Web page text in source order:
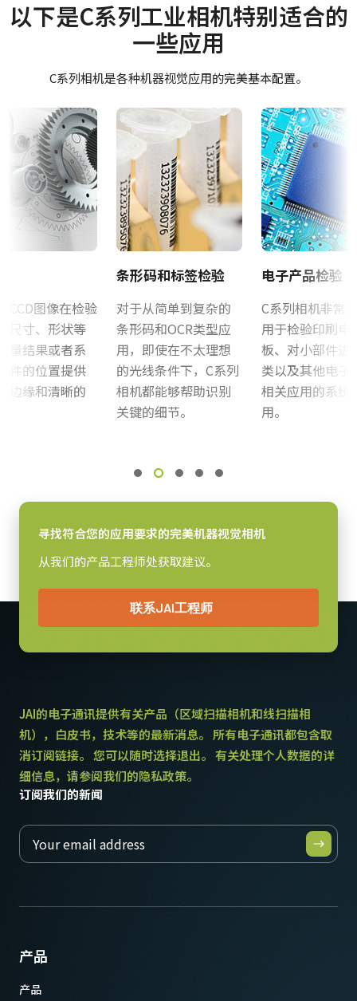
摄像机类别
面阵扫描
规格
0.4 百万像素
规格 横x纵
782 x 582 px
接口
GigE Vision接口
感光芯片
感光芯片名
8.3 x 8.3 µm
快门方式
全局快门
感光芯片对角
8.1 毫米
6.5 x 4.8 mm
重量
125 克
视频信号输出
8/10-bit
耗电
动作温度 (自然放热时)
Manual - CB-040GE
Datasheet - CB-040GE
JAI SDK and Control Tool 32bit (最新版本)
JAI SDK and Control Tool 64bit (最新版本)
JAI SDK and Control Tool_Latest Release Notes
证书等
CE Certificate – CB-040GE
RoHS Declaration - CB-040GE
其他
CAD file - C Series GE cameras
Camera Selection Guide - Chinese
适用于所有JAI工业M系列和A系列相机的三脚架转接板（CV-M53x
坏内部电路板。 注：对于CV-A10GE和CV-M70GE，使用MP-41转接
以下是C系列工业相机特别适合的
一些应用
C系列相机是各种机器视觉应用的完美基本配置。
CCD图像在检验
尺寸、形状等
量结果或者系
件的位置提供
边缘和清晰的
条形码和标签检验
对于从简单到复杂的
条形码和OCR类型应
用，即使在不太理想
的光线条件下，C系列
相机都能够帮助识别
关键的细节。
电子产品检验
C系列相机非常
用于检验印刷电
板、对小部件进
类以及其他电子
相关应用的系统
用。
寻找符合您的应用要求的完美机器视觉相机
从我们的产品工程师处获取建议。
联系JAI工程师
JAI的电子通讯提供有关产品（区域扫描相机和线扫描相
机），白皮书，技术等的最新消息。 所有电子通讯都包含取
消订阅链接。 您可以随时选择退出。 有关处理个人数据的详
细信息，请参阅我们的隐私政策。
订阅我们的新闻
产品
产品